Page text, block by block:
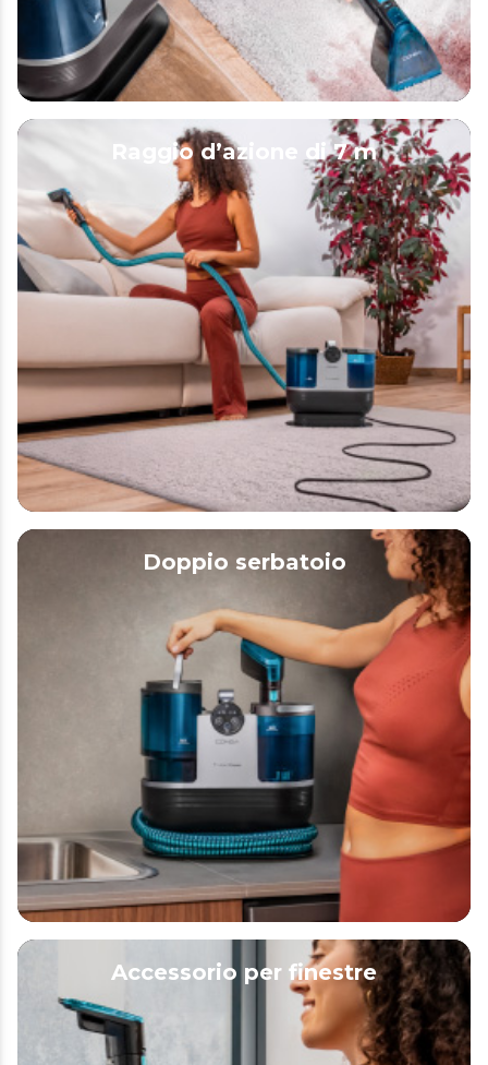
Raggio d’azione di 7 m
Doppio serbatoio
Accessorio per finestre